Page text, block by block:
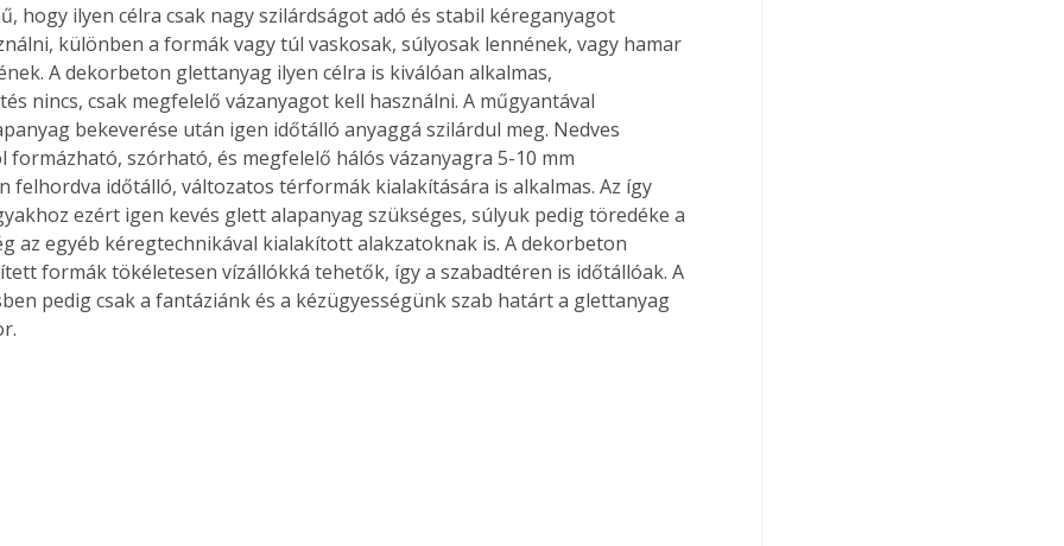
hogy ilyen célra csak nagy szilárdságot adó és stabil kéreganyagot
különben a formák vagy túl vaskosak, súlyosak lennének, vagy hamar
A dekorbeton glettanyag ilyen célra is kiválóan alkalmas,
nincs, csak megfelelő vázanyagot kell használni. A műgyantával
bekeverése után igen időtálló anyaggá szilárdul meg. Nedves
formázható, szórható, és megfelelő hálós vázanyagra 5-10 mm
felhordva időtálló, változatos térformák kialakítására is alkalmas. Az így
ezért igen kevés glett alapanyag szükséges, súlyuk pedig töredéke a
az egyéb kéregtechnikával kialakított alakzatoknak is. A dekorbeton
formák tökéletesen vízállókká tehetők, így a szabadtéren is időtállóak. A
pedig csak a fantáziánk és a kézügyességünk szab határt a glettanyag